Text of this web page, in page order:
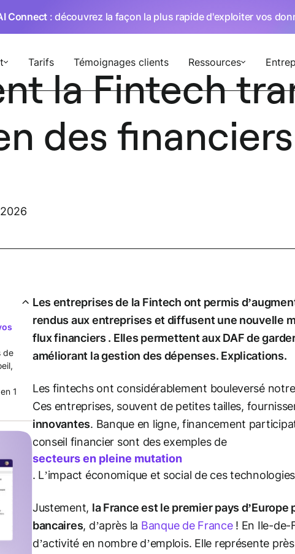
Connect : découvrez la façon la plus rapide d'exploiter vos
Tarifs Témoignages clients Ressources
la Fintech
des financiers
Les entreprises de la Fintech ont permis
rendus aux entreprises et diffusent une nouvelle
flux financiers . Elles permettent aux DAF de
améliorant la gestion des dépenses. Explications.
Les fintechs ont considérablement bouleversé
Ces entreprises, souvent de petites tailles,
innovantes. Banque en ligne, financement
conseil financier sont des exemples de
secteurs en pleine mutation
. L’impact économique et social de ces
Justement, la France est le premier pays
bancaires, d’après la Banque de France! En Ile-de-
d’activité en nombre d’emplois. Elle représente
de
1